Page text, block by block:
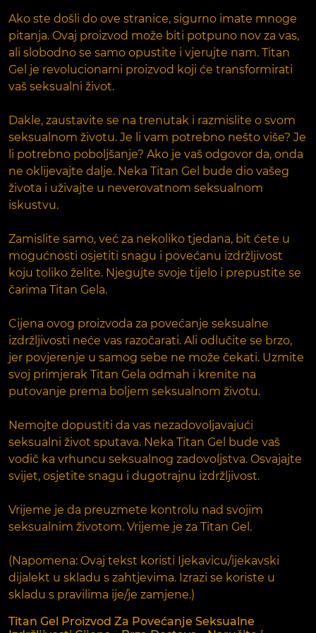
Ako ste došli do ove stranice, sigurno imate mnoge
pitanja. Ovaj proizvod može biti potpuno nov za vas,
ali slobodno se samo opustite i vjerujte nam. Titan
Gel je revolucionarni proizvod koji će transformirati
vaš seksualni život.
Dakle, zaustavite se na trenutak i razmislite o svom
seksualnom životu. Je li vam potrebno nešto više? Je
li potrebno poboljšanje? Ako je vaš odgovor da, onda
ne oklijevajte dalje. Neka Titan Gel bude dio vašeg
života i uživajte u neverovatnom seksualnom
iskustvu.
Zamislite samo, već za nekoliko tjedana, bit ćete u
mogućnosti osjetiti snagu i povećanu izdržljivost
koju toliko želite. Njegujte svoje tijelo i prepustite se
čarima Titan Gela.
Cijena ovog proizvoda za povećanje seksualne
izdržljivosti neće vas razočarati. Ali odlučite se brzo,
jer povjerenje u samog sebe ne može čekati. Uzmite
svoj primjerak Titan Gela odmah i krenite na
putovanje prema boljem seksualnom životu.
Nemojte dopustiti da vas nezadovoljavajući
seksualni život sputava. Neka Titan Gel bude vaš
vodič ka vrhuncu seksualnog zadovoljstva. Osvajajte
svijet, osjetite snagu i dugotrajnu izdržljivost.
Vrijeme je da preuzmete kontrolu nad svojim
seksualnim životom. Vrijeme je za Titan Gel.
(Napomena: Ovaj tekst koristi Ijekavicu/ijekavski
dijalekt u skladu s zahtjevima. Izrazi se koriste u
skladu s pravilima ije/je zamjene.)
Titan Gel Proizvod Za Povećanje Seksualne